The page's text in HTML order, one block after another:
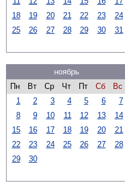
18
19 20 21 22 23
24
25
26 27 28 29 30 31
ноябрь
Пн
Вт Ср Чт Пт Сб
Вс
1
2 3 4 5 6
7
8
9 10 11 12 13
14
15
16 17 18 19 20
21
22
23 24 25 26 27
28
29
30